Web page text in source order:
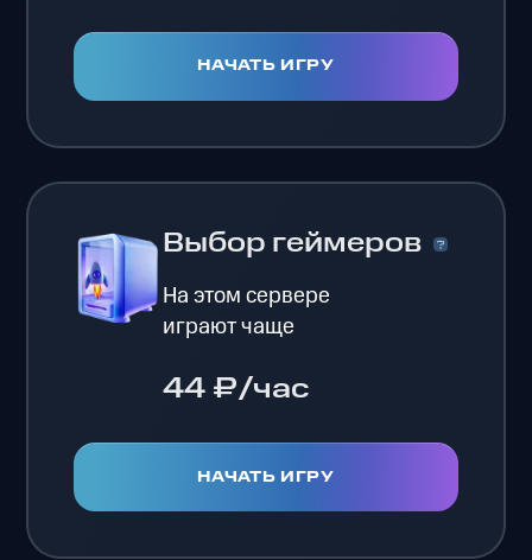
НАЧАТЬ ИГРУ
Выбор геймеров
На этом сервере
играют чаще
44 ₽/час
НАЧАТЬ ИГРУ